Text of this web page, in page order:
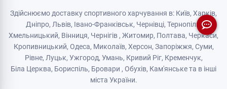
Здійснюємо доставку спортивного харчування в: Київ, Харків,
Дніпро, Львів, Івано-Франківськ, Чернівці, Тернопіль
Хмельницький, Вінниця, Чернігів , Житомир, Полтава, Черкаси,
Кропивницький, Одеса, Миколаїв, Херсон, Запоріжжя, Суми,
Рівне, Луцьк, Ужгород, Умань, Кривий Ріг, Кременчук,
Біла Церква, Бориспіль, Бровари , Обухів, Кам'янськeта в інші
міста України.